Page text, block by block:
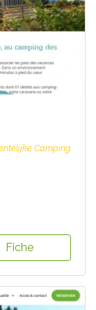
Camping
Fiche